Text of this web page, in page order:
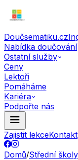
Doučsematiku.cz
Nabídka doučování
Ostatní služby
Ceny
Lektoři
Pomáháme
Kariéra
Podpořte nás
Zajistit lekceKontakt
Domů/Střední školy